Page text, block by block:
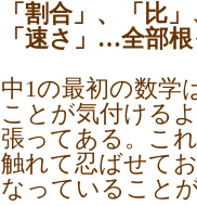
「割合」、「比
「速さ」…全部
中1の最初の数学
ことが気付ける
張ってある。こ
触れて忍ばせて
なっていること